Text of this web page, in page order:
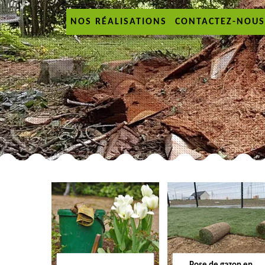
NOS RÉALISATIONS CONTACTEZ-